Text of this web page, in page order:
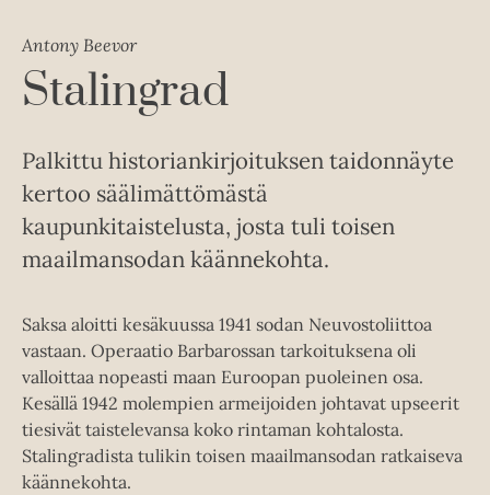
Antony Beevor
Stalingrad
Palkittu historiankirjoituksen taidonnäyte
kertoo säälimättömästä
kaupunkitaistelusta, josta tuli toisen
maailmansodan käännekohta.
Saksa aloitti kesäkuussa 1941 sodan Neuvostoliittoa
vastaan. Operaatio Barbarossan tarkoituksena oli
valloittaa nopeasti maan Euroopan puoleinen osa.
Kesällä 1942 molempien armeijoiden johtavat upseerit
tiesivät taistelevansa koko rintaman kohtalosta.
Stalingradista tulikin toisen maailmansodan ratkaiseva
käännekohta.